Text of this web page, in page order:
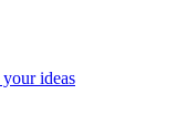
ideas